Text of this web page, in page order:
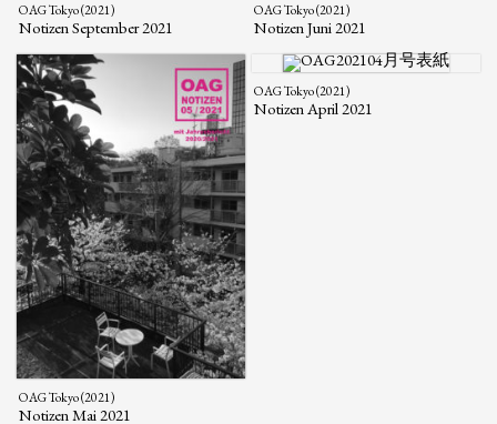
OAG Tokyo (2021)
Notizen September 2021
OAG Tokyo (2021)
Notizen Juni 2021
OAG Tokyo (2021)
Notizen Mai 2021
OAG Tokyo (2021)
Notizen April 2021